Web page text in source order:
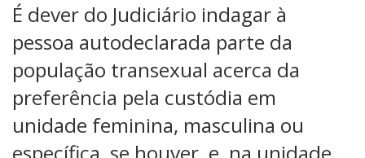
É dever do Judiciário indagar à
pessoa autodeclarada parte da
população transexual acerca da
preferência pela custódia em
unidade feminina, masculina ou